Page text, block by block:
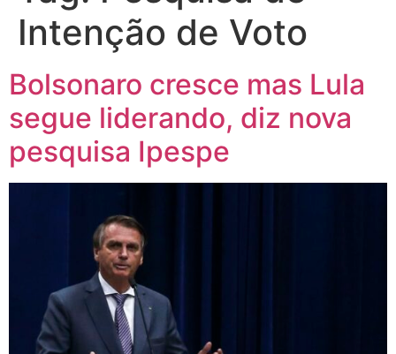
Intenção de Voto
Bolsonaro cresce mas Lula
segue liderando, diz nova
pesquisa Ipespe